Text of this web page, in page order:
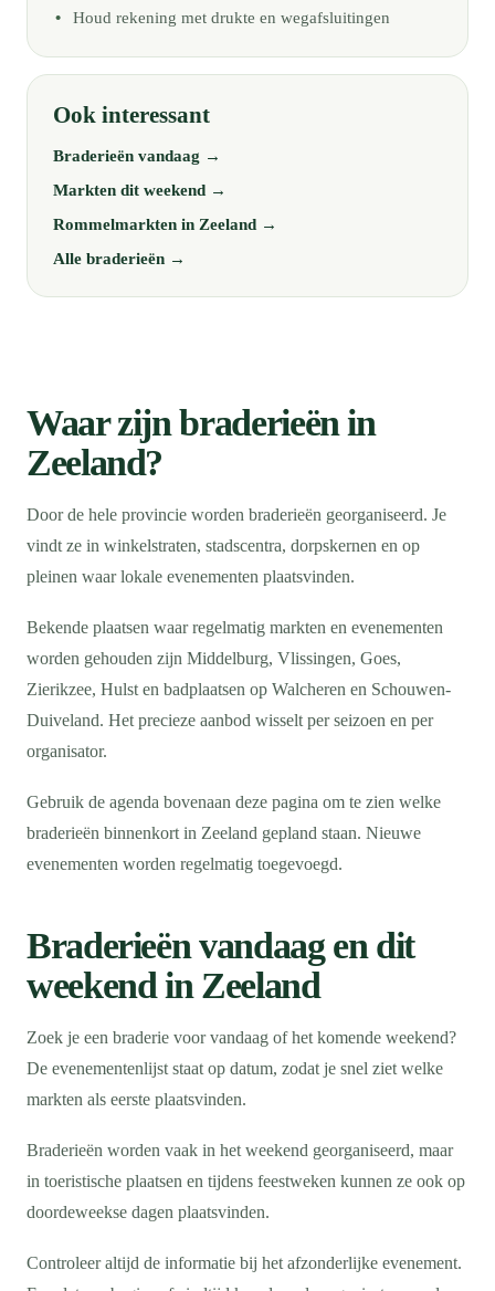
Houd rekening met drukte en wegafsluitingen
Ook interessant
Braderieën vandaag →
Markten dit weekend →
Rommelmarkten in Zeeland →
Alle braderieën →
Waar zijn braderieën in
Zeeland?
Door de hele provincie worden braderieën georganiseerd. Je
vindt ze in winkelstraten, stadscentra, dorpskernen en op
pleinen waar lokale evenementen plaatsvinden.
Bekende plaatsen waar regelmatig markten en evenementen
worden gehouden zijn Middelburg, Vlissingen, Goes,
Zierikzee, Hulst en badplaatsen op Walcheren en Schouwen-
Duiveland. Het precieze aanbod wisselt per seizoen en per
organisator.
Gebruik de agenda bovenaan deze pagina om te zien welke
braderieën binnenkort in Zeeland gepland staan. Nieuwe
evenementen worden regelmatig toegevoegd.
Braderieën vandaag en dit
weekend in Zeeland
Zoek je een braderie voor vandaag of het komende weekend?
De evenementenlijst staat op datum, zodat je snel ziet welke
markten als eerste plaatsvinden.
Braderieën worden vaak in het weekend georganiseerd, maar
in toeristische plaatsen en tijdens feestweken kunnen ze ook op
doordeweekse dagen plaatsvinden.
Controleer altijd de informatie bij het afzonderlijke evenement.